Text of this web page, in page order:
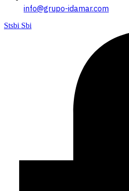
info@grupo-idamar.com
Stsbi Sbi